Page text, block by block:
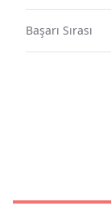
Başarı Sırası